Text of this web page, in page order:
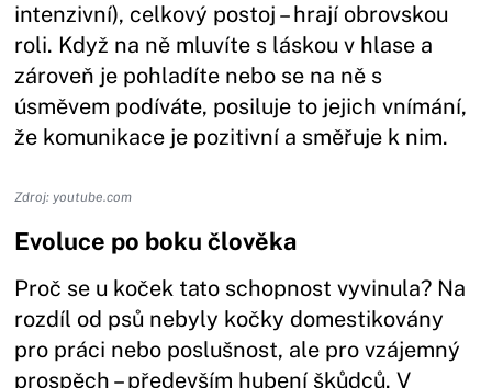
intenzivní), celkový postoj – hrají obrovskou
roli. Když na ně mluvíte s láskou v hlase a
zároveň je pohladíte nebo se na ně s
úsměvem podíváte, posiluje to jejich vnímání,
že komunikace je pozitivní a směřuje k nim.
Zdroj: youtube.com
Evoluce po boku člověka
Proč se u koček tato schopnost vyvinula? Na
rozdíl od psů nebyly kočky domestikovány
pro práci nebo poslušnost, ale pro vzájemný
prospěch – především hubení škůdců. V